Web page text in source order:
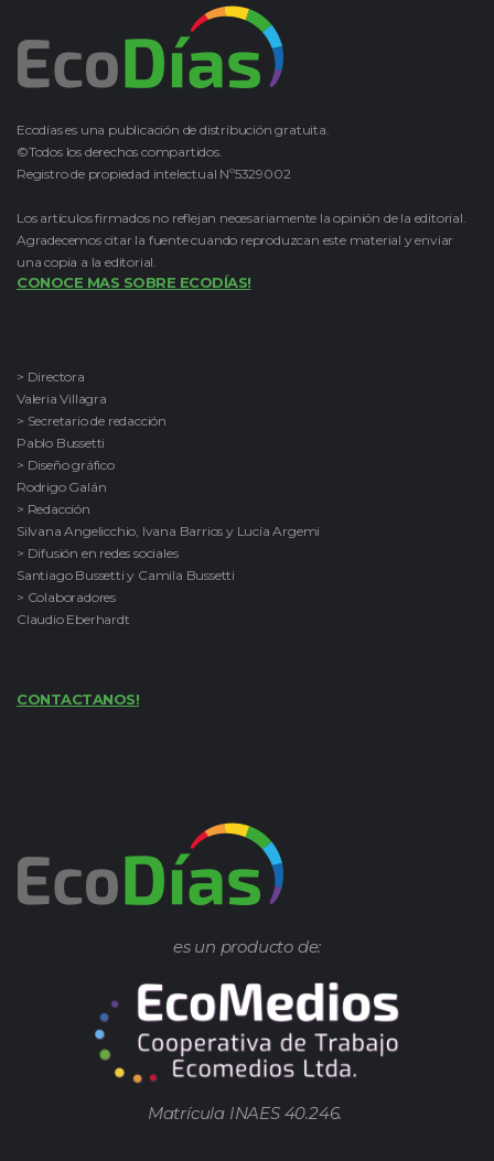
Ecodías es una publicación de distribución gratuita.
©Todos los derechos compartidos.
Registro de propiedad intelectual Nº5329002
Los artículos firmados no reflejan necesariamente la opinión de la editorial.
Agradecemos citar la fuente cuando reproduzcan este material y enviar
una copia a la editorial.
CONOCE MAS SOBRE ECODÍAS!
> Directora
Valeria Villagra
> Secretario de redacción
Pablo Bussetti
> Diseño gráfico
Rodrigo Galán
> Redacción
Silvana Angelicchio, Ivana Barrios y Lucía Argemi
> Difusión en redes sociales
Santiago Bussetti y Camila Bussetti
> Colaboradores
Claudio Eberhardt
CONTACTANOS!
es un producto de:
Matrícula INAES 40.246.